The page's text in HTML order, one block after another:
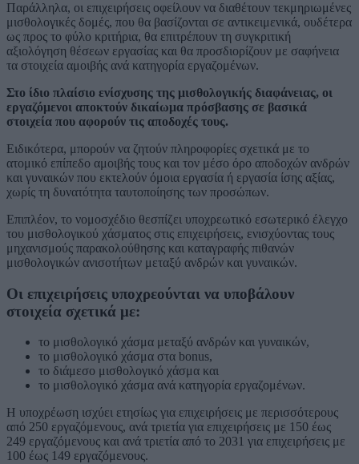
Παράλληλα, οι επιχειρήσεις οφείλουν να διαθέτουν τεκμηριωμένες
μισθολογικές δομές, που θα βασίζονται σε αντικειμενικά, ουδέτερα
ως προς το φύλο κριτήρια, θα επιτρέπουν τη συγκριτική
αξιολόγηση θέσεων εργασίας και θα προσδιορίζουν με σαφήνεια
τα στοιχεία αμοιβής ανά κατηγορία εργαζομένων.
Στο ίδιο πλαίσιο ενίσχυσης της μισθολογικής διαφάνειας, οι
εργαζόμενοι αποκτούν δικαίωμα πρόσβασης σε βασικά
στοιχεία που αφορούν τις αποδοχές τους.
Ειδικότερα, μπορούν να ζητούν πληροφορίες σχετικά με το
ατομικό επίπεδο αμοιβής τους και τον μέσο όρο αποδοχών ανδρών
και γυναικών που εκτελούν όμοια εργασία ή εργασία ίσης αξίας,
χωρίς τη δυνατότητα ταυτοποίησης των προσώπων.
Επιπλέον, το νομοσχέδιο θεσπίζει υποχρεωτικό εσωτερικό έλεγχο
του μισθολογικού χάσματος στις επιχειρήσεις, ενισχύοντας τους
μηχανισμούς παρακολούθησης και καταγραφής πιθανών
μισθολογικών ανισοτήτων μεταξύ ανδρών και γυναικών.
Οι επιχειρήσεις υποχρεούνται να υποβάλουν
στοιχεία σχετικά με:
το μισθολογικό χάσμα μεταξύ ανδρών και γυναικών,
το μισθολογικό χάσμα στα bonus,
το διάμεσο μισθολογικό χάσμα και
το μισθολογικό χάσμα ανά κατηγορία εργαζομένων.
Η υποχρέωση ισχύει ετησίως για επιχειρήσεις με περισσότερους
από 250 εργαζόμενους, ανά τριετία για επιχειρήσεις με 150 έως
249 εργαζόμενους και ανά τριετία από το 2031 για επιχειρήσεις με
100 έως 149 εργαζόμενους.